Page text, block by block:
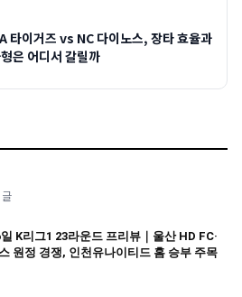
타이거즈 vs NC 다이노스, 장타 효율과
은 어디서 갈릴까
K리그1 23라운드 프리뷰｜울산 HD FC·
원정 경쟁, 인천유나이티드 홈 승부 주목